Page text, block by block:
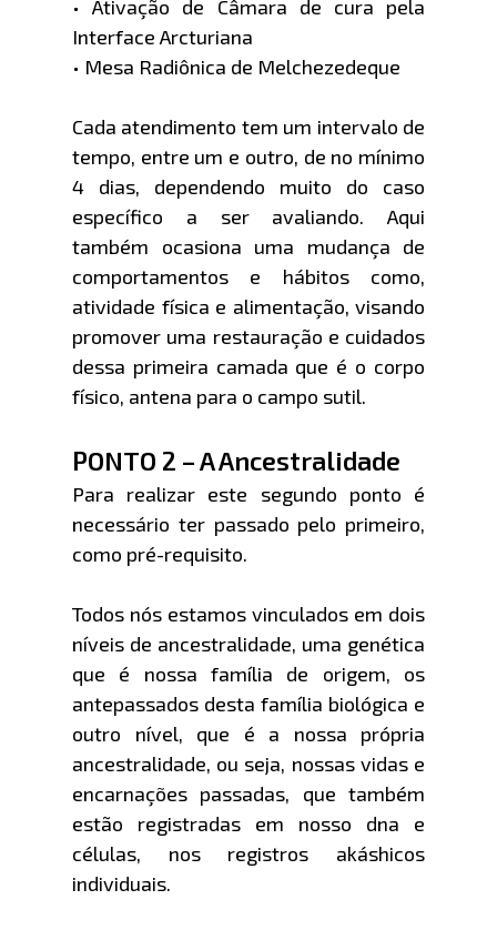
• Ativação de Câmara de cura pela
Interface Arcturiana
• Mesa Radiônica de Melchezedeque
Cada atendimento tem um intervalo de
tempo, entre um e outro, de no mínimo
4 dias, dependendo muito do caso
específico a ser avaliando. Aqui
também ocasiona uma mudança de
comportamentos e hábitos como,
atividade física e alimentação, visando
promover uma restauração e cuidados
dessa primeira camada que é o corpo
físico, antena para o campo sutil.
PONTO 2 – A Ancestralidade
Para realizar este segundo ponto é
necessário ter passado pelo primeiro,
como pré-requisito.
Todos nós estamos vinculados em dois
níveis de ancestralidade, uma genética
que é nossa família de origem, os
antepassados desta família biológica e
outro nível, que é a nossa própria
ancestralidade, ou seja, nossas vidas e
encarnações passadas, que também
estão registradas em nosso dna e
células, nos registros akáshicos
individuais.